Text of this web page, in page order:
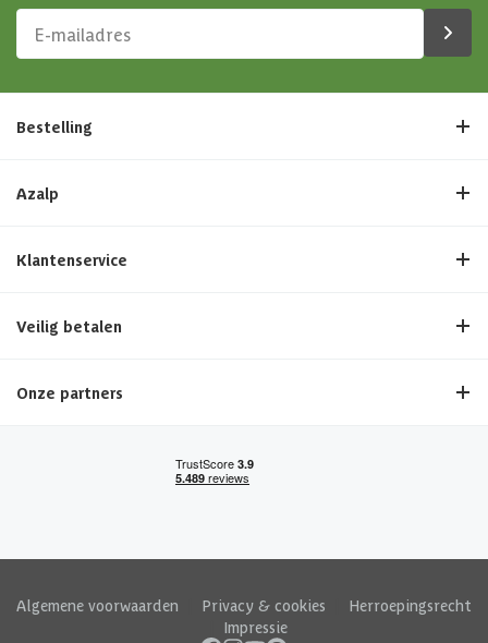
Bestelling
Azalp
Klantenservice
Veilig betalen
Onze partners
Algemene voorwaarden Privacy & cookies
Herroepingsrecht
Impressie